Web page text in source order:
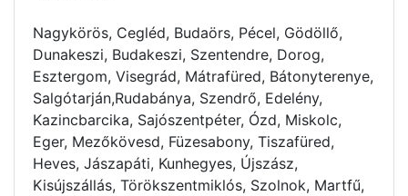
Nagykörös, Cegléd, Budaörs, Pécel, Gödöllő,
Dunakeszi, Budakeszi, Szentendre, Dorog,
Esztergom, Visegrád, Mátrafüred, Bátonyterenye,
Salgótarján,Rudabánya, Szendrő, Edelény,
Kazincbarcika, Sajószentpéter, Ózd, Miskolc,
Eger, Mezőkövesd, Füzesabony, Tiszafüred,
Heves, Jászapáti, Kunhegyes, Újszász,
Kisújszállás, Törökszentmiklós, Szolnok, Martfű,